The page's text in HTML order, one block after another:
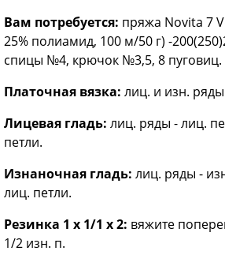
Вам потребуется: пряжа Novita 7
25% полиамид, 100 м/50 г) -
спицы №4, крючок №3,5, 8 пуговиц.
Платочная вязка: лиц. и изн.
Лицевая гладь: лиц. ряды - лиц.
петли.
Изнаночная гладь: лиц. ряды -
лиц. петли.
Резинка 1 x 1/1 x 2: вяжите
1/2 изн. п.